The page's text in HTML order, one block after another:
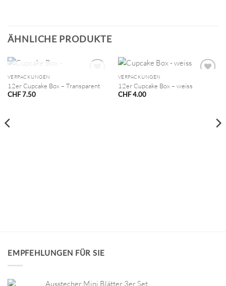
ÄHNLICHE PRODUKTE
NICHT VORRÄTIG
VERPACKUNGEN
12er Cupcake Box – Transparent
CHF7.50
VERPACKUNGEN
12er Cupcake Box – weiss
CHF4.00
EMPFEHLUNGEN FÜR SIE
Ausstecher Mini Blätter 3er Set